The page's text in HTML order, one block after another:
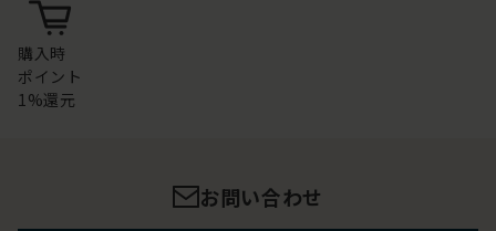
購入時
ポイント
1%還元
お問い合わせ